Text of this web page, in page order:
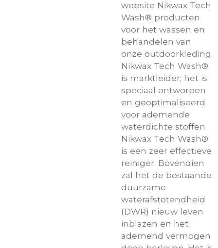
website Nikwax Tech
Wash® producten
voor het wassen en
behandelen van
onze outdoorkleding.
Nikwax Tech Wash®
is marktleider; het is
speciaal ontworpen
en geoptimaliseerd
voor ademende
waterdichte stoffen.
Nikwax Tech Wash®
is een zeer effectieve
reiniger. Bovendien
zal het de bestaande
duurzame
waterafstotendheid
(DWR) nieuw leven
inblazen en het
ademend vermogen